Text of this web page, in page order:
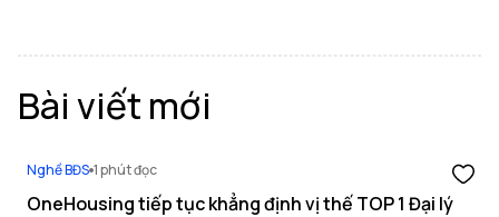
Bài viết mới
Nghề BĐS 1 phút đọc
OneHousing tiếp tục khẳng định vị thế TOP 1 Đại lý